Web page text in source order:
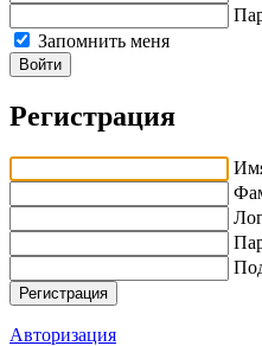
Запомнить меня
Войти
Регистрация
Авторизация